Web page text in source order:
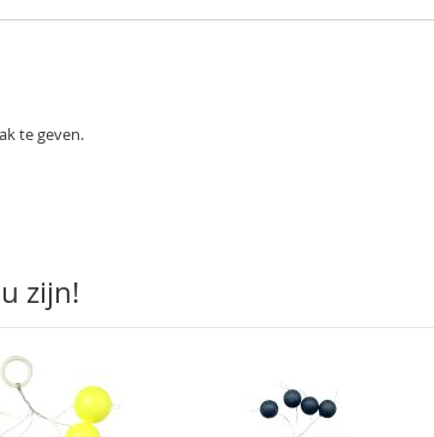
te geven.
zijn!